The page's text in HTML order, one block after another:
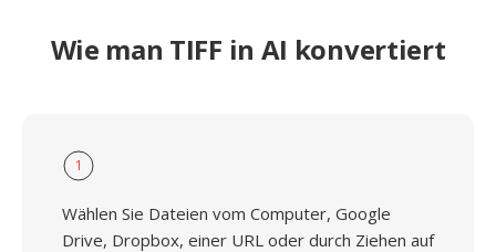
Wie man TIFF in AI konvertiert
1
Wählen Sie Dateien vom Computer, Google
Drive, Dropbox, einer URL oder durch Ziehen auf